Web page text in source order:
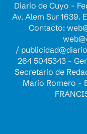
Diario de Cuyo -
Av. Alem Sur 1639.
Contacto:
/
264 5045343 -
Secretario de
Mario Romero -